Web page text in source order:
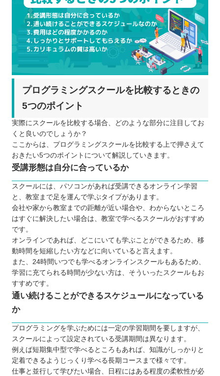
プログラミングスクールを比較するときの
5つのポイント
実際にスクールを比較する場合、どのような部分に注目してお
くと良いのでしょうか？
ここからは、プログラミングスクールを比較する上で押さえて
おきたい5つのポイントについて解説していきます。
受講形態は自分に合っているか
スクールには、パソコンがあれば受講できるオンライン学習
と、教室まで足を運んで学ぶタイプがあります。
会社や家から教室までの距離が近い場合や、わからないところ
はすぐに解決したい場合は、教室で学べるスクールがおすすめ
です。
オンラインであれば、どこにいても学ぶことができるため、移
動時間を短縮したい方などに向いていると言えます。
また、24時間いつでも学べるオンラインスクールもあるため、
学習に充てられる時間が少ない方は、そういったスクールもお
すすめです。
通い続けることができるスケジュールになっている
か
プログラミングを学ぶためには一定の学習期間を要しますが、
スクールによって設定されている受講期間は異なります。
例えば短期集中型で学べるところもあれば、知識がしっかりと
定着できるようじっくり学べる長期コースまで様々です。
仕事と並行して学びたい場合、日程にはある程度の柔軟性が必